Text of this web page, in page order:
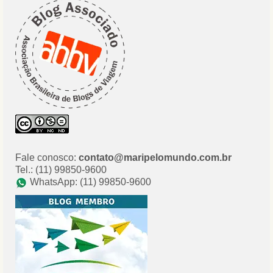
Fale conosco: contato@maripelomundo.com.br
Tel.: (11) 99850-9600
WhatsApp: (11) 99850-9600